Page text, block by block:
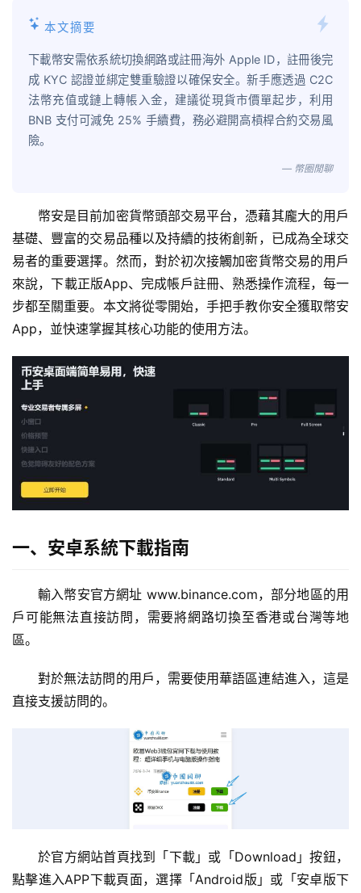
本文摘要
下載幣安需依系統切換網路或註冊海外 Apple ID，註冊後完
成 KYC 認證並綁定雙重驗證以確保安全。新手應透過 C2C
法幣充值或鏈上轉帳入金，建議從現貨市價單起步，利用
BNB 支付可減免 25% 手續費，務必避開高槓桿合約交易風
險。
— 幣圈閒聊
幣安是目前加密貨幣頭部交易平台，憑藉其龐大的用戶
基礎、豐富的交易品種以及持續的技術創新，已成為全球交
易者的重要選擇。然而，對於初次接觸加密貨幣交易的用戶
來說，下載正版App、完成帳戶註冊、熟悉操作流程，每一
步都至關重要。本文將從零開始，手把手教你安全獲取幣安
App，並快速掌握其核心功能的使用方法。
一、安卓系統下載指南
輸入幣安官方網址 www.binance.com，部分地區的用
戶可能無法直接訪問，需要將網路切換至香港或台灣等地
區。
對於無法訪問的用戶，需要使用華語區連結進入，這是
直接支援訪問的。
於官方網站首頁找到「下載」或「Download」按鈕，
點擊進入APP下載頁面，選擇「Android版」或「安卓版下